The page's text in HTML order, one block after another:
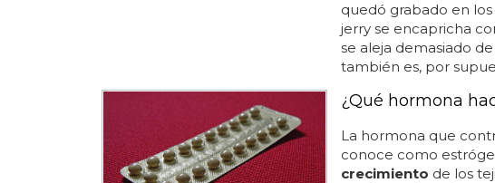
quedó grabado en
jerry se encapricha
se aleja demasiado
también es, por
¿Qué hormona
La hormona que
conoce como
crecimiento de los